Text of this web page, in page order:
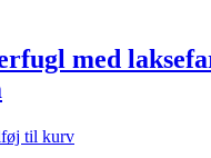
med
til kurv